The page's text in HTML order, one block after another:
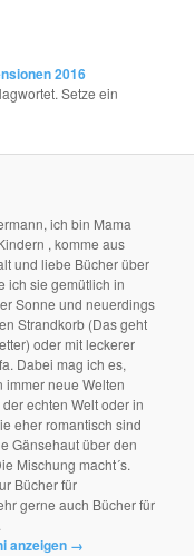
2016
Setze ein
ich bin Mama
, komme aus
und liebe Bücher über
ich sie gemütlich in
Sonne und neuerdings
Strandkorb (Das geht
oder mit leckerer
Dabei mag ich es,
immer neue Welten
echten Welt oder in
eher romantisch sind
Gänsehaut über den
Mischung macht´s.
Bücher für
gerne auch Bücher für
anzeigen →